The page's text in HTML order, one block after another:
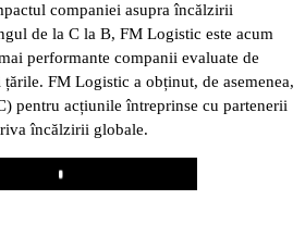
companiei asupra încălzirii
de la C la B, FM Logistic este acum
performante companii evaluate de
țările. FM Logistic a obținut, de asemenea,
pentru acțiunile întreprinse cu partenerii
încălzirii globale.
Play